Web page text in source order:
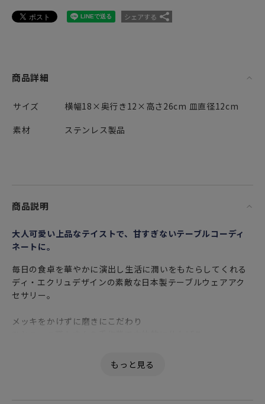
シェアする
商品詳細
サイズ
横幅18×奥行き12×高さ26cm 皿直径12cm
素材
ステンレス製品
商品説明
大人可愛い上品なテイストで、甘すぎないテーブルコーディ
ネートに。
毎日の食卓を華やかに演出し生活に潤いをもたらしてくれる
ディ・エクリュデザインの素敵な日本製テーブルウェアアク
セサリー。
メッキをかけずに磨きにこだわり
ステンレスのため剥げたり黒く変色する心配もなく